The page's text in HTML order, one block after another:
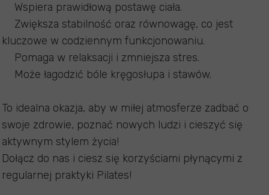
Wspiera prawidłową postawę ciała.
Zwiększa stabilność oraz równowagę, co jest
kluczowe w codziennym funkcjonowaniu.
Pomaga w relaksacji i zmniejsza stres.
Może łagodzić bóle kręgosłupa i stawów.
To idealna okazja, aby w miłej atmosferze zadbać o
swoje zdrowie, poznać nowych ludzi i cieszyć się
aktywnym stylem życia!
Dołącz do nas i ciesz się korzyściami płynącymi z
regularnej praktyki Pilates!